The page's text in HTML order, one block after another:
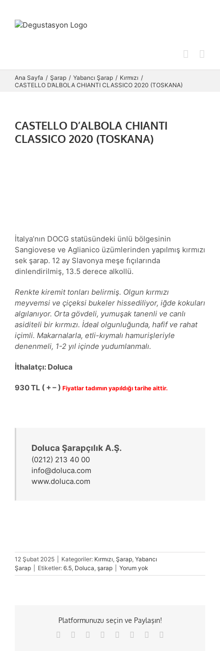
content
Ana Sayfa Şarap Yabancı Şarap
Kırmızı
CASTELLO D’ALBOLA CHIANTI CLASSICO 2020 (TOSKANA)
CASTELLO D’ALBOLA CHIANTI
CLASSICO 2020 (TOSKANA)
İtalya’nın DOCG statüsündeki ünlü bölgesinin
Sangiovese ve Aglianico üzümlerinden yapılmış kırmızı
sek şarap. 12 ay Slavonya meşe fıçılarında
dinlendirilmiş, 13.5 derece alkollü.
Renkte kiremit tonları belirmiş. Olgun kırmızı
meyvemsi ve çiçeksi bukeler hissediliyor, iğde kokuları
algılanıyor. Orta gövdeli, yumuşak tanenli ve canlı
asiditeli bir kırmızı. İdeal olgunluğunda, hafif ve rahat
içimli. Makarnalarla, etli-kıymalı hamurişleriyle
denenmeli, 1-2 yıl içinde yudumlanmalı.
İthalatçı: Doluca
930TL ( + – ) Fiyatlar tadımın yapıldığı tarihe aittir.
Doluca Şarapçılık A.Ş.
(0212) 213 40 00
info@doluca.com
www.doluca.com
12 Şubat 2025 Kategoriler: Kırmızı, Şarap, Yabancı
Şarap
Etiketler: 6.5, Doluca, şarap Yorum yok
Platformunuzu seçin ve Paylaşın!
Facebook Reddit LinkedIn
TumblrPinterest